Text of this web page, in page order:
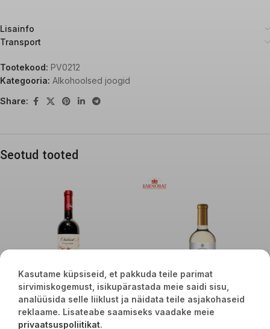
Lisainfo
Transport
Tootekood: PV0212
Kategooria: Alkohoolsed joogid
Share:
Seotud tooted
Chabiant granaatõuna vein pool
magus 10% 75cl
Kasutame küpsiseid, et pakkuda teile parimat
sirvimiskogemust, isikupärastada meie saidi sisu,
analüüsida selle liiklust ja näidata teile asjakohaseid
reklaame. Lisateabe saamiseks vaadake meie
privaatsuspoliitikat.